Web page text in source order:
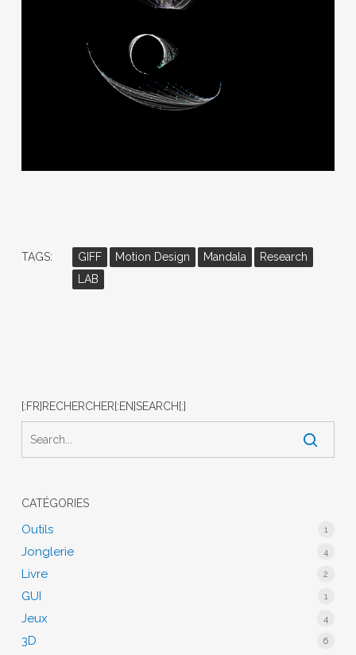
TAGS: GIFF Motion Design Mandala
Research
LAB
[:FR]RECHERCHER[:EN]SEARCH[:]
CATÉGORIES
Outils 1
Jonglerie 4
Livre 2
GUI 1
Jeux 4
3D 6